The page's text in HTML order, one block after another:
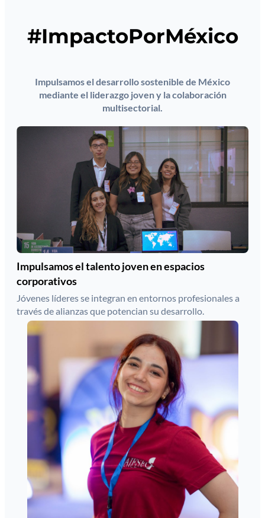
#ImpactoPorMéxico
Impulsamos el desarrollo sostenible de México
mediante el liderazgo joven y la colaboración
multisectorial.
Impulsamos el talento joven en espacios
corporativos
Jóvenes líderes se integran en entornos profesionales a
través de alianzas que potencian su desarrollo.